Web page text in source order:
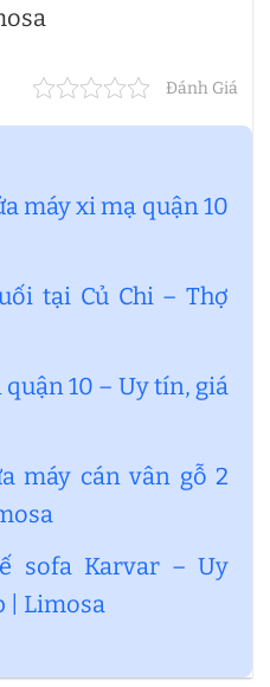
Đánh Giá
máy xi mạ quận 10
tại Củ Chi – Thợ
10 – Uy tín, giá
máy cán vân gỗ 2
sofa Karvar – Uy
| Limosa